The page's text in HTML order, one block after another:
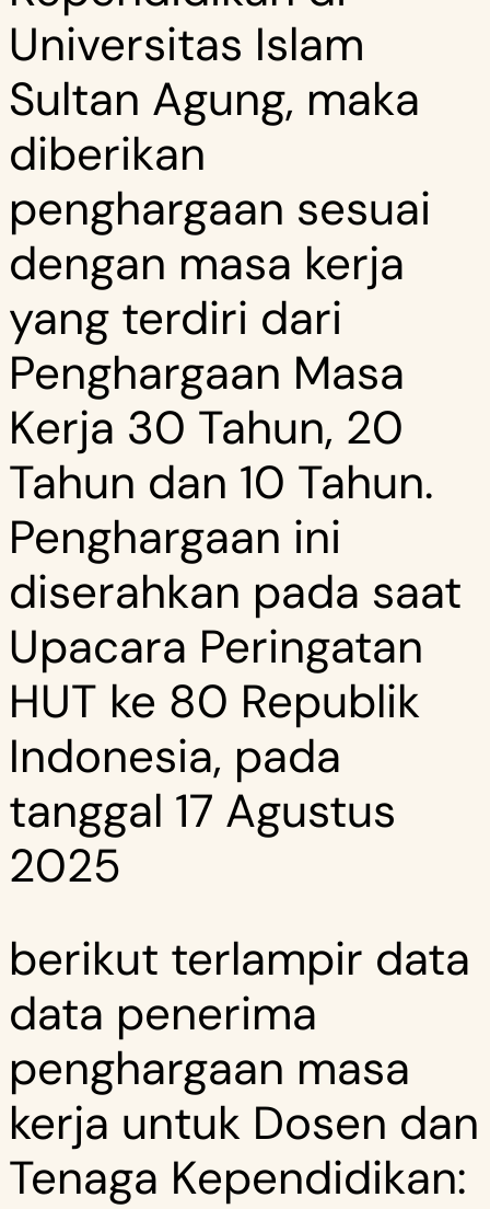
Universitas Islam
Sultan Agung, maka
diberikan
penghargaan sesuai
dengan masa kerja
yang terdiri dari
Penghargaan Masa
Kerja 30 Tahun, 20
Tahun dan 10 Tahun.
Penghargaan ini
diserahkan pada saat
Upacara Peringatan
HUT ke 80 Republik
Indonesia, pada
tanggal 17 Agustus
2025
berikut terlampir data
data penerima
penghargaan masa
kerja untuk Dosen dan
Tenaga Kependidikan: